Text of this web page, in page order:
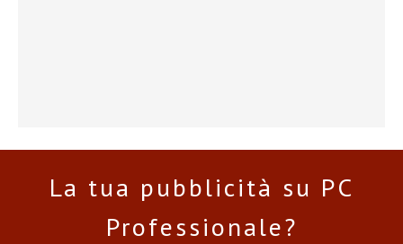
La tua pubblicità su PC
Professionale?